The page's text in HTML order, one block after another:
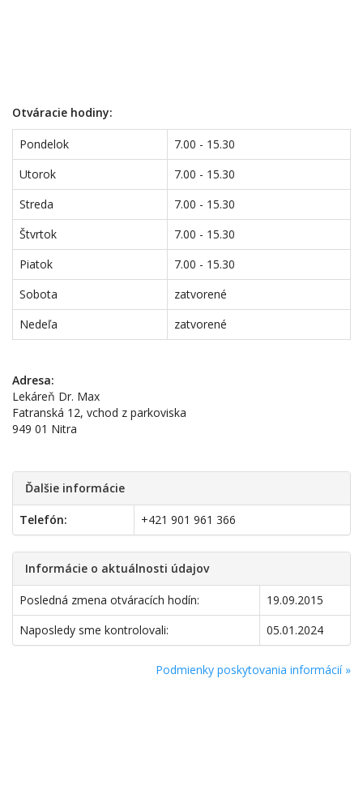
Otváracie hodiny:
Pondelok
7.00 - 15.30
Utorok
7.00 - 15.30
Streda
7.00 - 15.30
Štvrtok
7.00 - 15.30
Piatok
7.00 - 15.30
Sobota
zatvorené
Nedeľa
zatvorené
Adresa:
Lekáreň Dr. Max
Fatranská 12, vchod z parkoviska
949 01 Nitra
Ďalšie informácie
Telefón: +421 901 961 366
Informácie o aktuálnosti údajov
Posledná zmena otváracích hodín:
19.09.2015
Naposledy sme kontrolovali:
05.01.2024
Podmienky poskytovania informácií »